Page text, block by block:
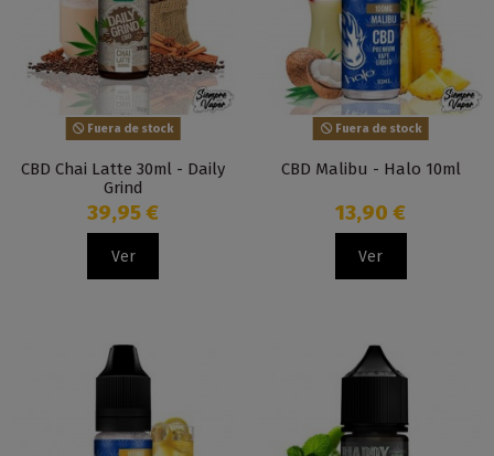
Fuera de stock
CBD Chai Latte 30ml - Daily
Grind
39,95 €
Ver
Fuera de stock
CBD Malibu - Halo 10ml
13,90 €
Ver